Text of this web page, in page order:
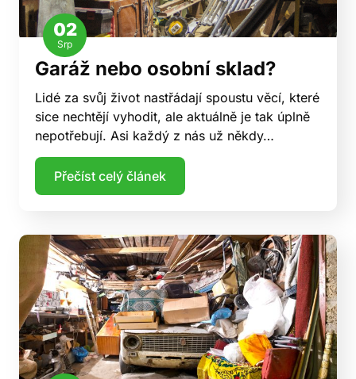
02
Srp
Garáž nebo osobní sklad?
Lidé za svůj život nastřádají spoustu věcí, které
sice nechtějí vyhodit, ale aktuálně je tak úplně
nepotřebují. Asi každý z nás už někdy…
Přečíst celý článek